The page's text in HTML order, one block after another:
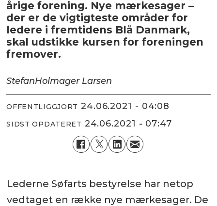
årige forening. Nye mærkesager –
der er de vigtigteste områder for
ledere i fremtidens Blå Danmark,
skal udstikke kursen for foreningen
fremover.
StefanHolmager Larsen
OFFENTLIGGJORT 24.06.2021 - 04:08
SIDST OPDATERET 24.06.2021 - 07:47
Lederne Søfarts bestyrelse har netop
vedtaget en række nye mærkesager. De